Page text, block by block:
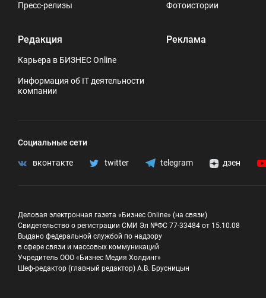
Пресс-релизы
Редакция
Карьера в БИЗНЕС Online
Информация об IT деятельности
компании
Фотоистории
Реклама
Социальные сети
вконтакте twitter telegram дзен
Деловая электронная газета «Бизнес Online» (на связи)
Свидетельство о регистрации СМИ Эл №ФС 77-33484 от 15.10.08
Выдано федеральной службой по надзору
в сфере связи и массовых коммуникаций
Учредитель ООО «Бизнес Медия Холдинг»
Шеф-редактор (главный редактор) А.В. Брусницын